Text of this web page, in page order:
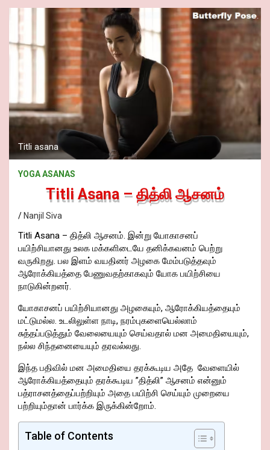
Titli asana
YOGA ASANAS
Titli Asana – தித்லி ஆசனம்
Nanjil Siva
Titli Asana – தித்லி ஆசனம். இன்று யோகாசனப்
பயிற்சியானது உலக மக்களிடையே தனிக்கவனம் பெற்று
வருகிறது. பல இளம் வயதினர் அழகை மேம்படுத்தவும்
ஆரோக்கியத்தை பேணுவதற்காகவும் யோக பயிற்சியை
நாடுகின்றனர்.
யோகாசனப் பயிற்சியானது அழகையும், ஆரோக்கியத்தையும்
மட்டுமல்ல. உடலிலுள்ள நாடி, நரம்புகளையெல்லாம்
சுத்தப்படுத்தும் வேலையையும் செய்வதால் மன அமைதியையும்,
நல்ல சிந்தனையையும் தரவல்லது.
இந்த பதிவில் மன அமைதியை தரக்கூடிய அதே வேளையில்
ஆரோக்கியத்தையும் தரக்கூடிய ”தித்லி” ஆசனம் என்னும்
பத்ராசனத்தைப்பற்றியும் அதை பயிற்சி செய்யும் முறையை
பற்றியும்தான் பார்க்க இருக்கின்றோம்.
Table of Contents